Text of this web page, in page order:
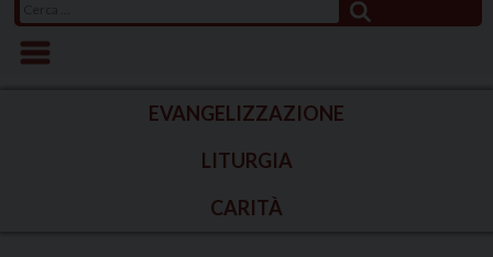
per:
EVANGELIZZAZIONE
LITURGIA
CARITÀ